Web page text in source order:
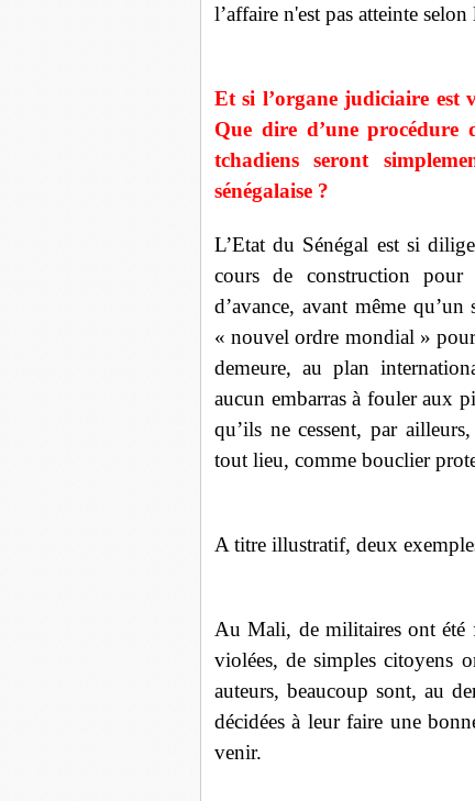
l’affaire n'est pas atteinte
Et si l’organe judiciaire est
Que dire d’une procédure
tchadiens seront
sénégalaise ?
L’Etat du Sénégal est si
cours de construction pour
d’avance, avant même
« nouvel ordre mondial »
demeure, au plan
aucun embarras à fouler aux
qu’ils ne cessent, par
tout lieu, comme bouclier
A titre illustratif, deux
Au Mali, de militaires ont été
violées, de simples citoyens
auteurs, beaucoup sont, au
décidées à leur faire une
venir.